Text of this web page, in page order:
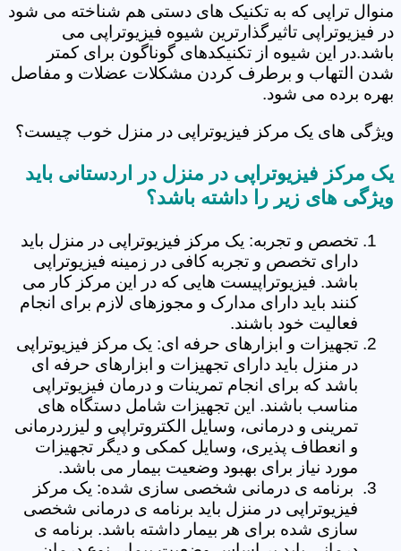
منوال تراپی که به تکنیک های دستی هم شناخته می شود
در فیزیوتراپی تاثیرگذارترین شیوه فیزیوتراپی می
باشد.در این شیوه از تکنیکدهای گوناگون برای کمتر
شدن التهاب و برطرف کردن مشکلات عضلات و مفاصل
بهره برده می شود.
ویژگی های یک مرکز فیزیوتراپی در منزل خوب چیست؟
یک مرکز فیزیوتراپی در منزل در اردستانی باید
ویژگی های زیر را داشته باشد؟
تخصص و تجربه: یک مرکز فیزیوتراپی در منزل باید
دارای تخصص و تجربه کافی در زمینه فیزیوتراپی
باشد. فیزیوتراپیست هایی که در این مرکز کار می
کنند باید دارای مدارک و مجوزهای لازم برای انجام
فعالیت خود باشند.
تجهیزات و ابزارهای حرفه ای: یک مرکز فیزیوتراپی
در منزل باید دارای تجهیزات و ابزارهای حرفه ای
باشد که برای انجام تمرینات و درمان فیزیوتراپی
مناسب باشند. این تجهیزات شامل دستگاه های
تمرینی و درمانی، وسایل الکتروتراپی و لیزردرمانی
و انعطاف پذیری، وسایل کمکی و دیگر تجهیزات
مورد نیاز برای بهبود وضعیت بیمار می باشد.
برنامه ی درمانی شخصی سازی شده: یک مرکز
فیزیوتراپی در منزل باید برنامه ی درمانی شخصی
سازی شده برای هر بیمار داشته باشد. برنامه ی